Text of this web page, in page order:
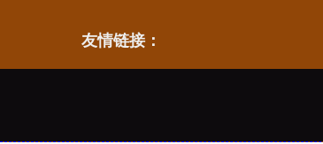
友情链接：